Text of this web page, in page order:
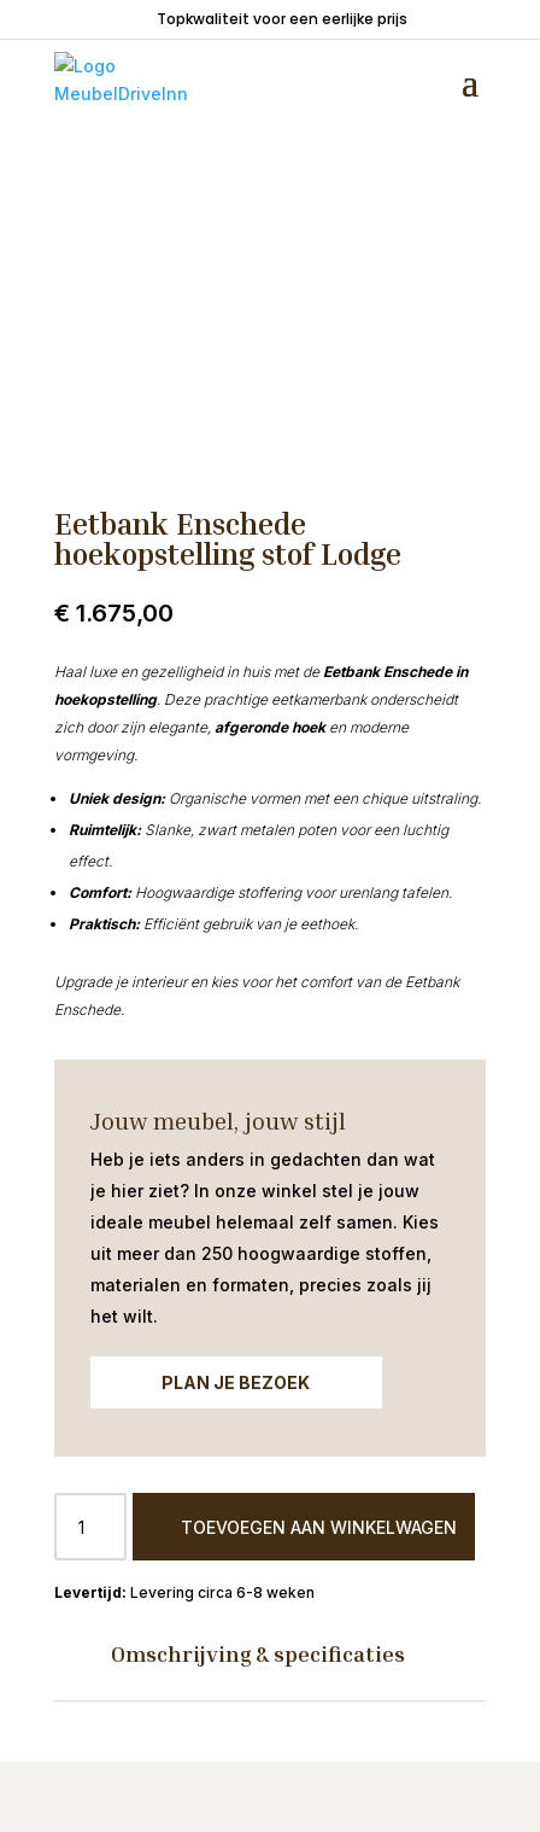
Topkwaliteit voor een eerlijke prijs
Zitmeubelen/ Stoelen/Stoelen zonder
armleuning
stof Lodge
Eetbank Enschede
hoekopstelling stof Lodge
€ 1.675,00
Haal luxe en gezelligheid in huis met deEetbank Enschede in
hoekopstelling. Deze prachtige eetkamerbank onderscheidt
zich door zijn elegante, afgeronde hoeken moderne
vormgeving.
Uniek design:Organische vormen met een chique uitstraling.
Ruimtelijk:Slanke, zwart metalen poten voor een luchtig
effect.
Comfort:Hoogwaardige stoffering voor urenlang tafelen.
Praktisch:Efficiënt gebruik van je eethoek.
Upgrade je interieur en kies voor het comfort van de Eetbank
Enschede.
Jouw meubel, jouw stijl
Heb je iets anders in gedachten dan wat
je hier ziet? In onze winkel stel je jouw
ideale meubel helemaal zelf samen. Kies
uit meer dan 250 hoogwaardige stoffen,
materialen en formaten, precies zoals jij
het wilt.
PLAN JE BEZOEK
Enschede
hoekopstelling
stof
TOEVOEGEN AAN WINKELWAGEN
Levering circa 6-8 weken
Omschrijving & specificaties